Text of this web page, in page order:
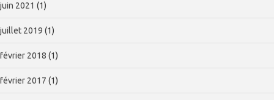
juin 2021 (1)
juillet 2019 (1)
février 2018 (1)
février 2017 (1)